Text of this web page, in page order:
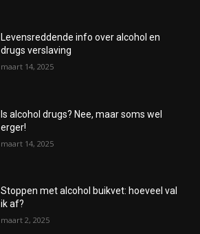
Levensreddende info over alcohol en
drugs verslaving
maart 14, 2025
Is alcohol drugs? Nee, maar soms wel
erger!
maart 14, 2025
Stoppen met alcohol buikvet: hoeveel val
ik af?
maart 2, 2025